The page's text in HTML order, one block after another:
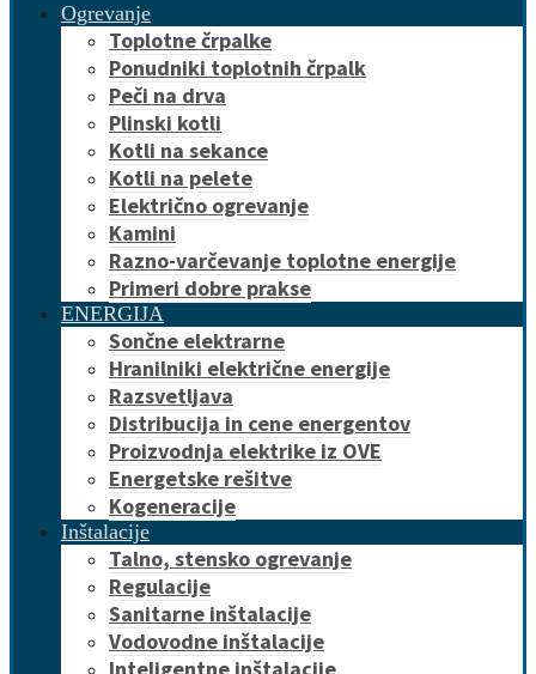
Ogrevanje
Toplotne črpalke
Ponudniki toplotnih črpalk
Peči na drva
Plinski kotli
Kotli na sekance
Kotli na pelete
Električno ogrevanje
Kamini
Razno-varčevanje toplotne energije
Primeri dobre prakse
ENERGIJA
Sončne elektrarne
Hranilniki električne energije
Razsvetljava
Distribucija in cene energentov
Proizvodnja elektrike iz OVE
Energetske rešitve
Kogeneracije
Inštalacije
Talno, stensko ogrevanje
Regulacije
Sanitarne inštalacije
Vodovodne inštalacije